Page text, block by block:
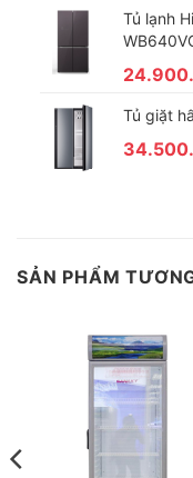
Tủ có trang bị
tủ vì tủ đông sở hữu
khăn khi vận chuyển.
Tủ mát
dọc theo hông và nóc
Tủ lạnh
Tủ giặt
SẢN PHẨM